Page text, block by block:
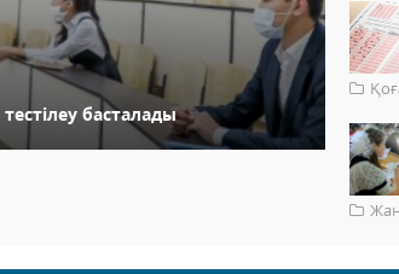
басталады